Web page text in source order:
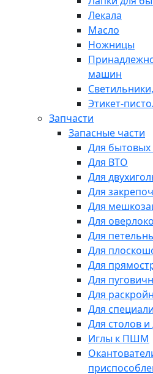
Лекала
Масло
Ножницы
машин
Этикет-
Запчасти
Запасные части
Для
Для ВТО
Для
Для
Для
Для
Для
Для
Для
Для
Для
Для
Для столов и
Иглы к ПШМ